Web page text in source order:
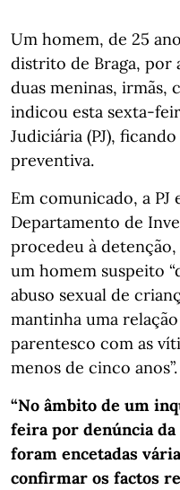
Um homem, de 25
distrito de Braga, por
duas meninas, irmãs,
indicou esta sexta-
Judiciária (PJ),
preventiva.
Em comunicado, a PJ
Departamento de
procedeu à
um homem suspeito
abuso sexual de
mantinha uma
parentesco com as
menos de cinco anos”.
“No âmbito de um
feira por denúncia
foram encetadas
confirmar os factos